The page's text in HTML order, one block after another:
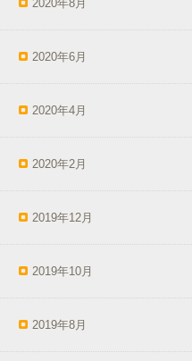
2020年8月
2020年6月
2020年4月
2020年2月
2019年12月
2019年10月
2019年8月